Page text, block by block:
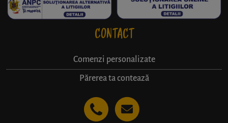
CONTACT
Comenzi personalizate
Părerea ta contează